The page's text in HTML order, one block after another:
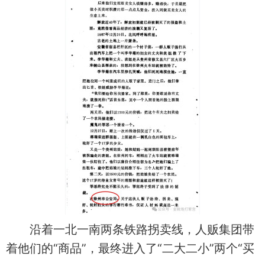
沿着一北一南两条铁路拐卖线，人贩集团带
着他们的“商品”，最终进入了“二大二小”两个“买